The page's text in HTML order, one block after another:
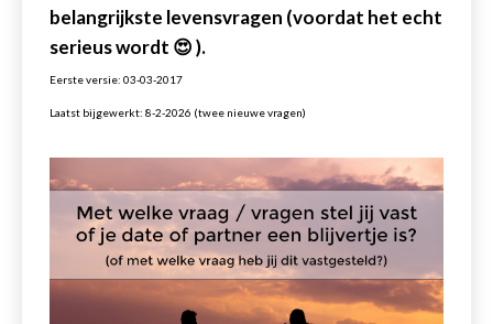
belangrijkste levensvragen (voordat het echt
serieus wordt 😍 ).
Eerste versie: 03-03-2017
Laatst bijgewerkt: 8-2-2026 (twee nieuwe vragen)